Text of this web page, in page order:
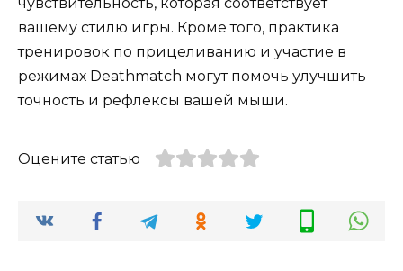
чувствительность, которая соответствует
вашему стилю игры. Кроме того, практика
тренировок по прицеливанию и участие в
режимах Deathmatch могут помочь улучшить
точность и рефлексы вашей мыши.
Оцените статью